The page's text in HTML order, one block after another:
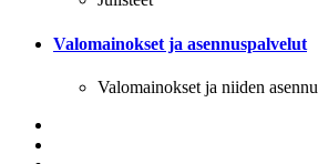
Valomainokset ja asennuspalvelut
Valomainokset ja niiden